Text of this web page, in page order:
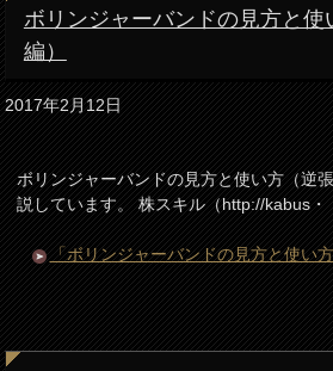
ボリンジャーバンドの見方と使
編）
2017年2月12日
ボリンジャーバンドの見方と使い方（逆
説しています。 株スキル（http://kabus・
「ボリンジャーバンドの見方と使い